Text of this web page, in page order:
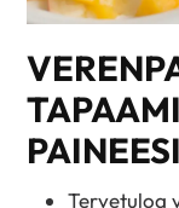
Tervetuloa